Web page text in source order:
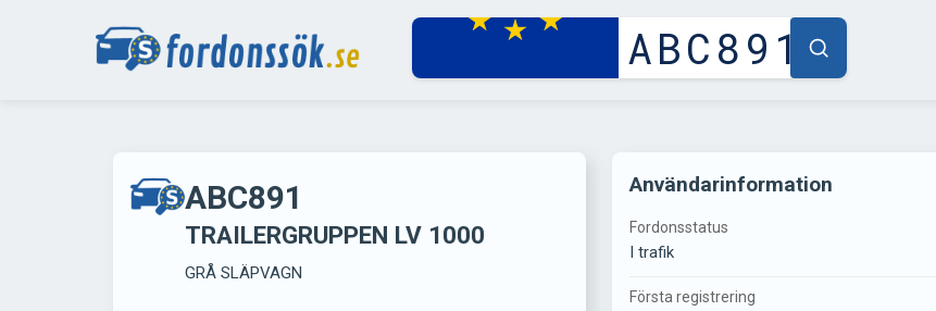
ABC891
TRAILERGRUPPEN LV 1000
GRÅ SLÄPVAGN
Användarinformation
Fordonsstatus
I trafik
Första registrering